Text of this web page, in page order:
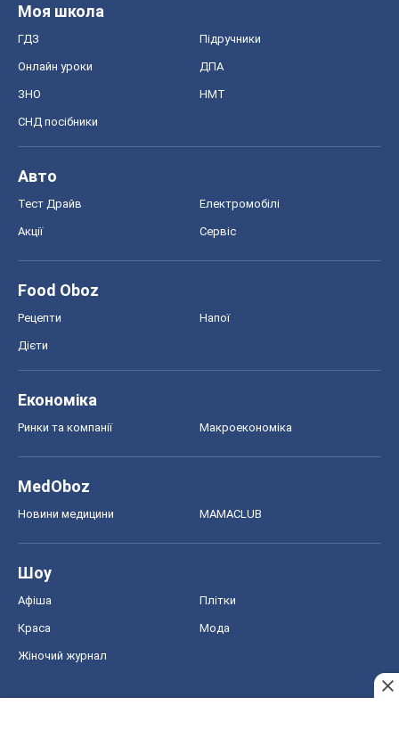
Моя школа
ГДЗ Підручники
Онлайн уроки ДПА
ЗНО НМТ
СНД посібники
Авто
Тест Драйв Електромобілі
Акції Сервіс
Food Oboz
Рецепти Напої
Дієти
Економіка
Ринки та компанії Макроекономіка
MedOboz
Новини медицини MAMACLUB
Шоу
Афіша Плітки
Краса Мода
Жіночий журнал